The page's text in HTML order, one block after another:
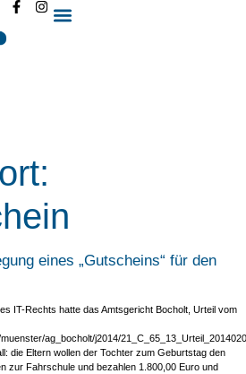
eines „Gutscheins“ für den
IT-Rechts hatte das Amtsgericht Bocholt, Urteil vom
ag_bocholt/j2014/
die Eltern wollen der Tochter zum Geburtstag den
zur Fahrschule und bezahlen 1.800,00 Euro und